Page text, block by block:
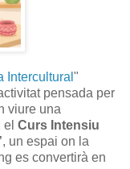
Intercultural "
pensada per
viure una
Curs Intensiu
, un espai on la
es convertirà en